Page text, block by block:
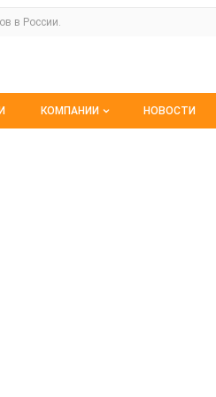
по сайту fruitinfo.ru
в России.
сайта fruitinfo.ru
КОМПАНИИ НОВОСТИ
продукции из